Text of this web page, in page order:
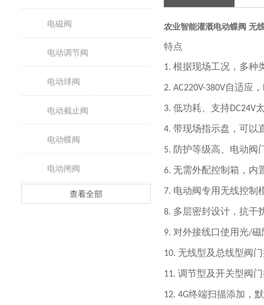
电磁阀
电动调节阀
电动球阀
电动截止阀
电动蝶阀
电动闸阀
查看全部
农业智能灌溉电动蝶阀 无
特点
1. 根据现场工况，多种
2. AC220V-380V自适应，
3. 低功耗、支持DC24V
4. 带现场指示盘，可以
5. 防护等级高、电动阀
6. 无需外配控制箱，内
7. 电动阀专用无线控制
8. 多层密封设计，抗干
9. 对外接线口使用光/磁
10. 无线型及总线型阀
11. 调节型及开关型阀
12. 4G终端扫描添加，